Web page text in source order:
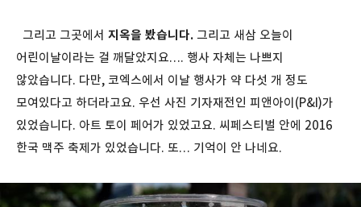
그리고 그곳에서 지옥을 봤습니다. 그리고 새삼 오늘이
어린이날이라는 걸 깨달았지요…. 행사 자체는 나쁘지
않았습니다. 다만, 코엑스에서 이날 행사가 약 다섯 개 정도
모여있다고 하더라고요. 우선 사진 기자재전인 피앤아이(P&I)가
있었습니다. 아트 토이 페어가 있었고요. 씨페스티벌 안에 2016
한국 맥주 축제가 있었습니다. 또… 기억이 안 나네요.